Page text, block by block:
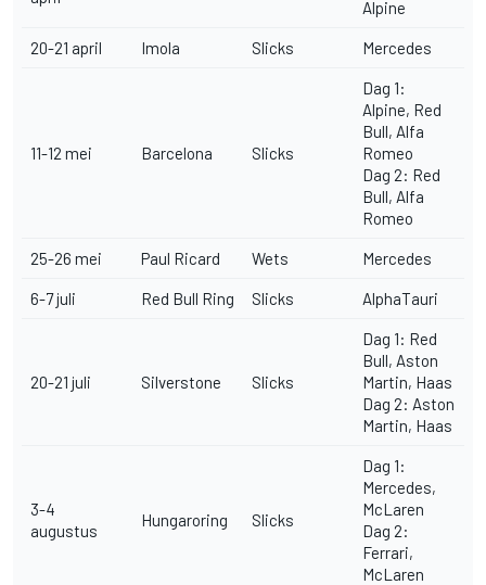
Alpine
20-21 april Imola Slicks Mercedes
11-12 mei Barcelona Slicks
Dag 1:
Alpine, Red
Bull, Alfa
Romeo
Dag 2: Red
Bull, Alfa
Romeo
25-26 mei Paul Ricard Wets Mercedes
6-7 juli Red Bull Ring Slicks AlphaTauri
20-21 juli Silverstone Slicks
Dag 1: Red
Bull, Aston
Martin, Haas
Dag 2: Aston
Martin, Haas
3-4
augustus
Hungaroring Slicks
Dag 1:
Mercedes,
McLaren
Dag 2:
Ferrari,
McLaren